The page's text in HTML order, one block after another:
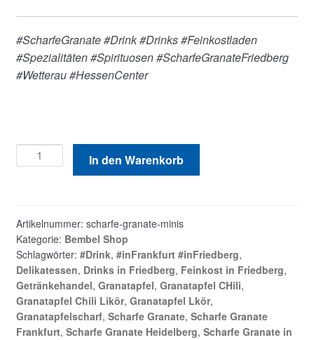
#ScharfeGranate #Drink #Drinks #Feinkostladen
#Spezialitäten #Spirituosen #ScharfeGranateFriedberg
#Wetterau #HessenCenter
Scharfe
Granate
In den Warenkorb
Artikelnummer: scharfe-granate-minis
Kategorie: Bembel Shop
Schlagwörter: #Drink, #inFrankfurt #inFriedberg,
Delikatessen, Drinks in Friedberg, Feinkost in Friedberg,
Getränkehandel, Granatapfel, Granatapfel CHili,
Granatapfel Chili Likör, Granatapfel Lkör,
Granatapfelscharf, Scharfe Granate, Scharfe Granate
Frankfurt, Scharfe Granate Heidelberg, Scharfe Granate in